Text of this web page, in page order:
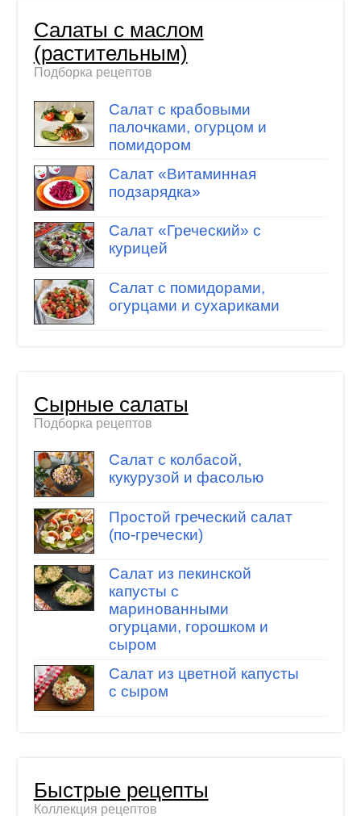
Салаты с маслом
(растительным)
Подборка рецептов
Салат с крабовыми
палочками, огурцом и
помидором
Салат «Витаминная
подзарядка»
Салат «Греческий» с
курицей
Салат с помидорами,
огурцами и сухариками
Сырные салаты
Подборка рецептов
Салат с колбасой,
кукурузой и фасолью
Простой греческий салат
(по-гречески)
Салат из пекинской
капусты с
маринованными
огурцами, горошком и
сыром
Салат из цветной капусты
с сыром
Быстрые рецепты
Коллекция рецептов